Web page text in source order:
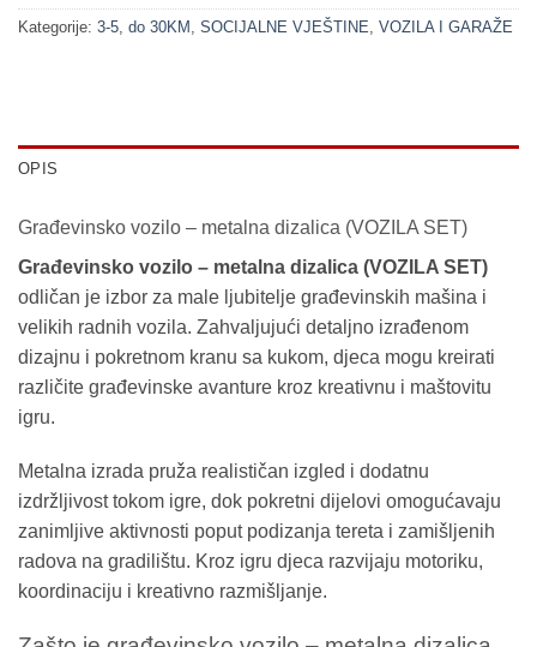
Kategorije: 3-5 do 30KM SOCIJALNE VJEŠTINE VOZILA I GARAŽE
OPIS
Građevinsko vozilo – metalna dizalica (VOZILA SET)
Građevinsko vozilo – metalna dizalica (VOZILA SET)
odličan je izbor za male ljubitelje građevinskih mašina i
velikih radnih vozila. Zahvaljujući detaljno izrađenom
dizajnu i pokretnom kranu sa kukom, djeca mogu kreirati
različite građevinske avanture kroz kreativnu i maštovitu
igru.
Metalna izrada pruža realističan izgled i dodatnu
izdržljivost tokom igre, dok pokretni dijelovi omogućavaju
zanimljive aktivnosti poput podizanja tereta i zamišljenih
radova na gradilištu. Kroz igru djeca razvijaju motoriku,
koordinaciju i kreativno razmišljanje.